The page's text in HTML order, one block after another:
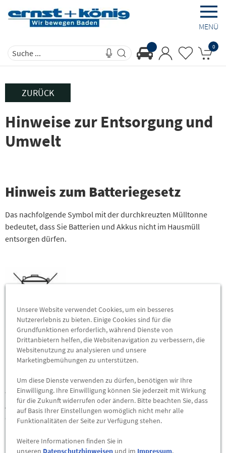
MENÜ
0
ZURÜCK
Hinweise zur Entsorgung und
Umwelt
Hinweis zum Batteriegesetz
Das nachfolgende Symbol mit der durchkreuzten Mülltonne
bedeutet, dass Sie Batterien und Akkus nicht im Hausmüll
entsorgen dürfen.
Da unsere Warensendungen Batterien und Akkus enthalten
hin: Batterien und Akkus dürfen nicht im Hausmüll entsorgt
werden. Sie sind zur Rückgabe gebrauchter Batterien und
Akkus verpflichtet. Altbatterien können u. a. Schadstoffe
enthalten, die bei einer nicht sachgemäßen Lagerung oder
können. Batterien enthalten u. a. auch wichtige Rohstoffe
Unsere Website verwendet Cookies, um ein besseres
Nutzererlebnis zu bieten. Einige Cookies sind für die
Grundfunktionen erforderlich, während Dienste von
Drittanbietern helfen, die Websitenavigation zu verbessern, die
Websitenutzung zu analysieren und unsere
Marketingbemühungen zu unterstützen.
Um diese Dienste verwenden zu dürfen, benötigen wir Ihre
Einwilligung. Ihre Einwilligung können Sie jederzeit mit Wirkung
für die Zukunft widerrufen oder ändern. Bitte beachten Sie, dass
auf Basis Ihrer Einstellungen womöglich nicht mehr alle
Funktionalitäten der Seite zur Verfügung stehen.
Weitere Informationen finden Sie in
unseren Datenschutzhinweisen und im Impressum.